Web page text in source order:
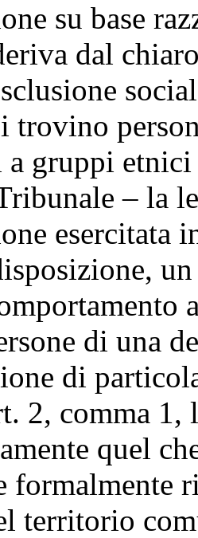
su base
dal
trovino
a gruppi
– la
esercitata
di una
di
2, comma
quel
formalmente
territorio